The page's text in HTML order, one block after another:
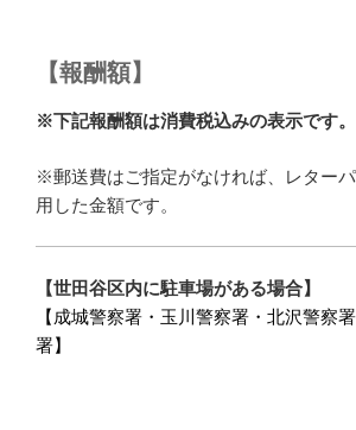
【報酬額】
※下記報酬額は消費税込みの表示です。
※郵送費はご指定がなければ、レター
用した金額です。
【世田谷区内に駐車場がある場合】
【成城警察署・玉川警察署・北沢警察
署】